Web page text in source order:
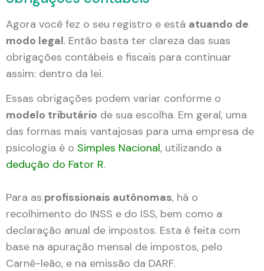
Agora você fez o seu registro e está atuando de
modo legal. Então basta ter clareza das suas
obrigações contábeis e fiscais para continuar
assim: dentro da lei.
Essas obrigações podem variar conforme o
modelo tributário de sua escolha. Em geral, uma
das formas mais vantajosas para uma empresa de
psicologia é o Simples Nacional, utilizando a
dedução do Fator R.
Para as profissionais autônomas, há o
recolhimento do INSS e do ISS, bem como a
declaração anual de impostos. Esta é feita com
base na apuração mensal de impostos, pelo
Carnê-leão, e na emissão da DARF.